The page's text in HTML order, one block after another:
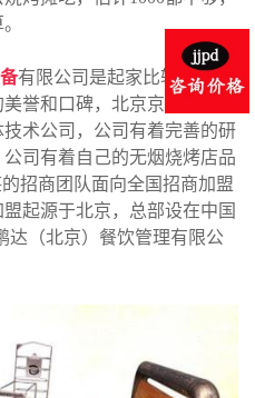
有限公司是起家比较早的厂
誉和口碑，北京京建鹏达是
术公司，公司有着完善的研
司有着自己的无烟烧烤店品
招商团队面向全国招商加盟
起源于北京，总部设在中国
达（北京）餐饮管理有限公